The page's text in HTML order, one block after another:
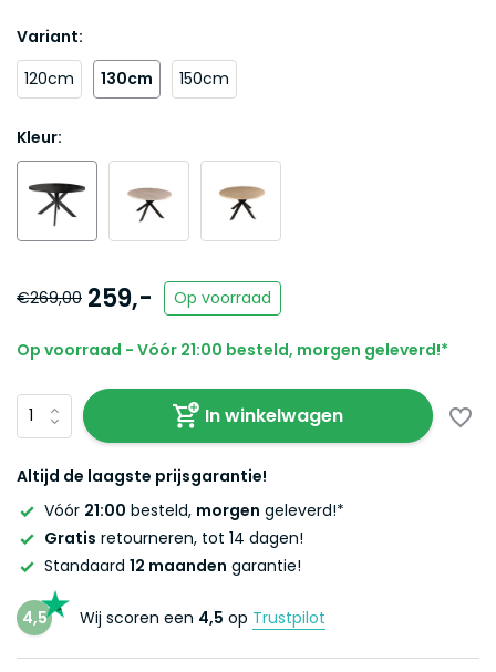
Variant:
120cm
130cm 150cm
Kleur:
€269,00 259,- Op voorraad
Op voorraad - Vóór 21:00 besteld, morgen geleverd!*
In winkelwagen
Altijd de laagste prijsgarantie!
Vóór 21:00 besteld, morgen geleverd!*
Gratis retourneren, tot 14 dagen!
Standaard 12 maanden garantie!
4,5 Wij scoren een 4,5 op Trustpilot